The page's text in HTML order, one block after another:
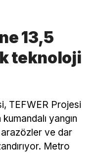
13,5
teknoloji
TEFWER Projesi
yangın
ve dar
Metro